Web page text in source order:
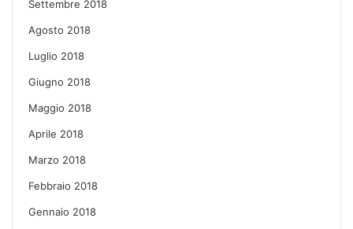
Settembre 2018
Agosto 2018
Luglio 2018
Giugno 2018
Maggio 2018
Aprile 2018
Marzo 2018
Febbraio 2018
Gennaio 2018